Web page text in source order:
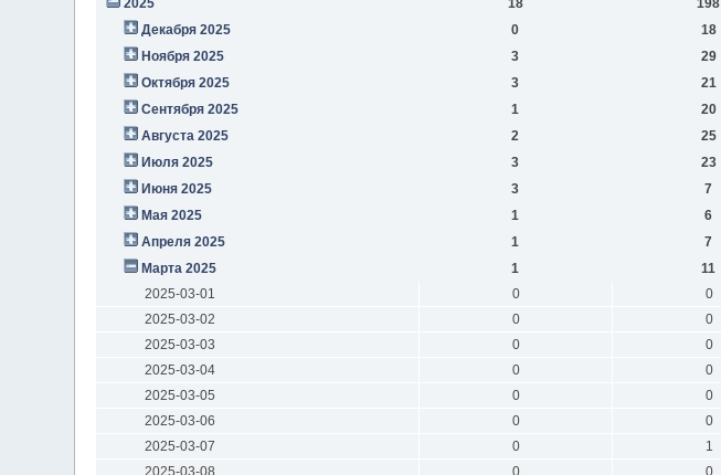
2025
18 198
Декабря 2025
0 18
Ноября 2025
3 29
Октября 2025
3 21
Сентября 2025
1 20
Августа 2025
2 25
Июля 2025
3 23
Июня 2025
3 7
Мая 2025
1 6
Апреля 2025
1 7
Марта 2025
1 11
2025-03-01
0 0
2025-03-02
0 0
2025-03-03
0 0
2025-03-04
0 0
2025-03-05
0 0
2025-03-06
0 0
2025-03-07
0 1
2025-03-08
0 0